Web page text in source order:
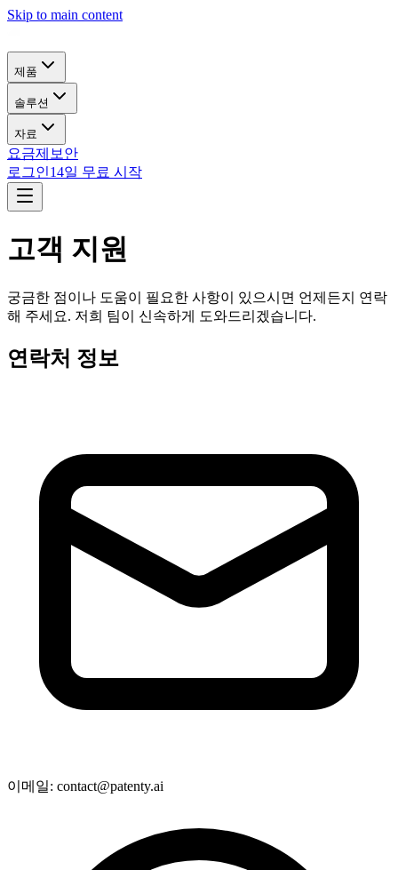
Skip to main content
제품
솔루션
자료
요금제 보안
로그인14일 무료 시작
고객 지원
궁금한 점이나 도움이 필요한 사항이 있으시면 언제든지 연락
해 주세요. 저희 팀이 신속하게 도와드리겠습니다.
연락처 정보
이메일: contact@patenty.ai